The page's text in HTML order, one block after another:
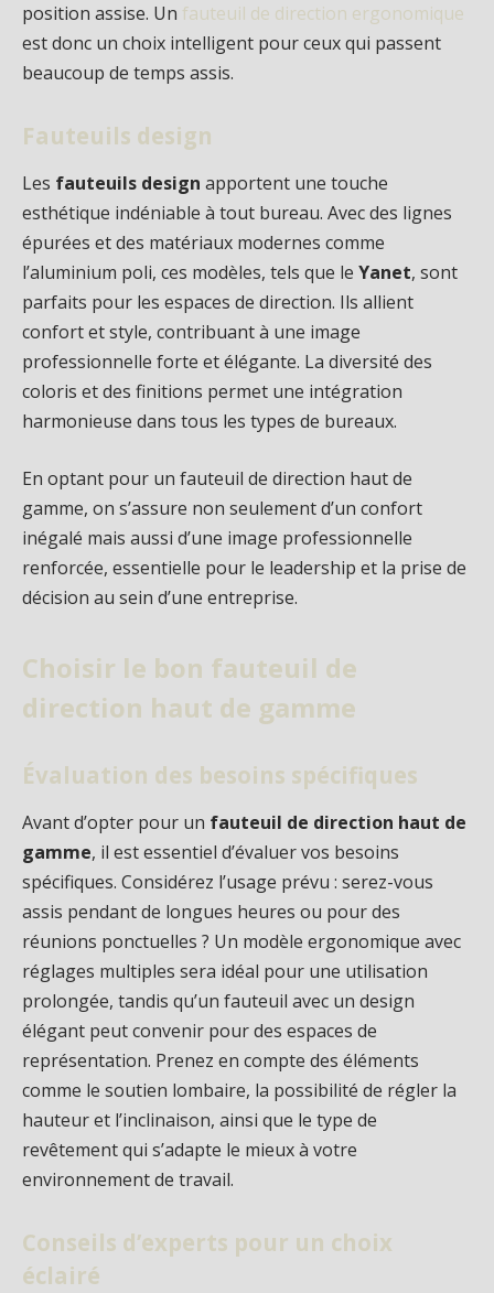
position assise. Un fauteuil de direction ergonomique
est donc un choix intelligent pour ceux qui passent
beaucoup de temps assis.
Fauteuils design
Les fauteuils design apportent une touche
esthétique indéniable à tout bureau. Avec des lignes
épurées et des matériaux modernes comme
l’aluminium poli, ces modèles, tels que le Yanet, sont
parfaits pour les espaces de direction. Ils allient
confort et style, contribuant à une image
professionnelle forte et élégante. La diversité des
coloris et des finitions permet une intégration
harmonieuse dans tous les types de bureaux.
En optant pour un fauteuil de direction haut de
gamme, on s’assure non seulement d’un confort
inégalé mais aussi d’une image professionnelle
renforcée, essentielle pour le leadership et la prise de
décision au sein d’une entreprise.
Choisir le bon fauteuil de
direction haut de gamme
Évaluation des besoins spécifiques
Avant d’opter pour un fauteuil de direction haut de
gamme, il est essentiel d’évaluer vos besoins
spécifiques. Considérez l’usage prévu : serez-vous
assis pendant de longues heures ou pour des
réunions ponctuelles ? Un modèle ergonomique avec
réglages multiples sera idéal pour une utilisation
prolongée, tandis qu’un fauteuil avec un design
élégant peut convenir pour des espaces de
représentation. Prenez en compte des éléments
comme le soutien lombaire, la possibilité de régler la
hauteur et l’inclinaison, ainsi que le type de
revêtement qui s’adapte le mieux à votre
environnement de travail.
Conseils d’experts pour un choix
éclairé